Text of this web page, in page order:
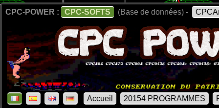
CPC-POWER : CPC-SOFTS (Base de données) -
Accueil 20154 PROGRAMMES